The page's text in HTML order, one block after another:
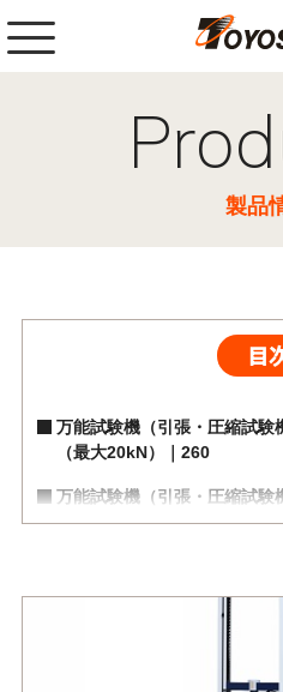
製品
目
万能試験機（引張・圧縮試験
（最大20kN）｜260
万能試験機（引張・圧縮試験
（最大5kN）｜260
恒温槽付・万能試験機（引張